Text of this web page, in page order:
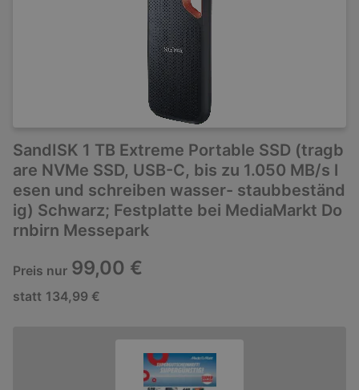
SandISK 1 TB Extreme Portable SSD (tragb
are NVMe SSD, USB-C, bis zu 1.050 MB/s l
esen und schreiben wasser- staubbeständ
ig) Schwarz; Festplatte bei MediaMarkt Do
rnbirn Messepark
Preis nur 99,00 €
statt 134,99 €